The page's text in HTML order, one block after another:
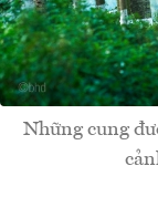
Những cung